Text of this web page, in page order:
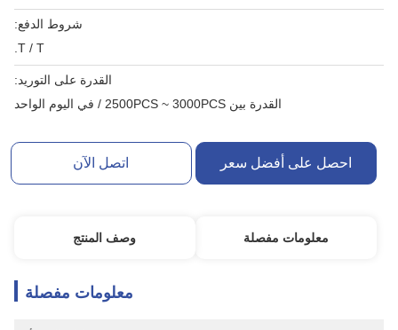
شروط الدفع:
T / T.
القدرة على التوريد:
القدرة بين 2500PCS ~ 3000PCS / في اليوم الواحد
احصل على أفضل سعر اتصل الآن
معلومات مفصلة وصف المنتج
معلومات مفصلة